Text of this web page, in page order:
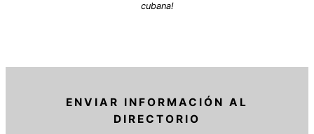
cubana!
ENVIAR INFORMACIÓN AL
DIRECTORIO